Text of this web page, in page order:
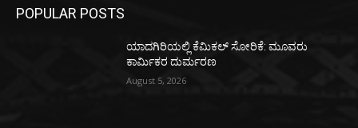
POPULAR POSTS
ಯಾದಗಿರಿಯಲ್ಲಿ ಕೆಮಿಕಲ್ ಸೋರಿಕೆ: ಮೂವರು
ಕಾರ್ಮಿಕರ ದುರ್ಮರಣ
August 5, 2026